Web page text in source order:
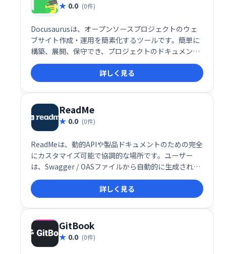
せます。
0.0 (0件)
Docusaurusは、オープンソースプロジェクトのウェ
ブサイト作成・運用を簡素化するツールです。簡単に
構築、展開、保守でき、プロジェクトのドキュメント
やブログを美しく整理できます。開発者向けに最適化
されており、スムーズなウェブサイト管理を実現しま
す。 無料でご利用いただけます。
詳しく見る
ReadMe
0.0 (0件)
ReadMeは、動的APIや製品ドキュメントのための完全
にカスタマイズ可能で協調的な場所です。ユーザー
は、Swagger / OASファイルから自動的に生成された
APIをドキュメントで直接試すことができます。ま
た、ナレッジベースプラットフォームとしても機能し
ます。また、簡単なバージョン管理と変更ログも含ま
れています。
詳しく見る
GitBook
0.0 (0件)